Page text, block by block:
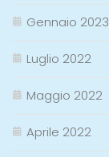
Gennaio 2023
Luglio 2022
Maggio 2022
Aprile 2022